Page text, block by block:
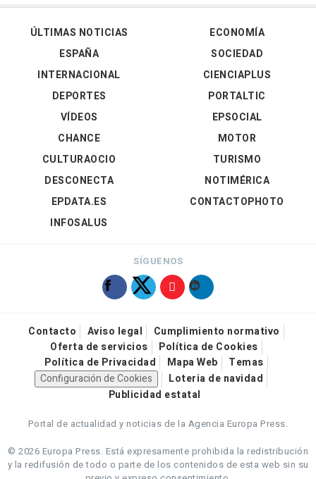
ÚLTIMAS NOTICIAS
ESPAÑA
INTERNACIONAL
DEPORTES
VÍDEOS
ECONOMÍA
SOCIEDAD
CIENCIAPLUS
PORTALTIC
EPSOCIAL
CHANCE
CULTURAOCIO
DESCONECTA
EPDATA.ES
INFOSALUS
MOTOR
TURISMO
NOTIMÉRICA
CONTACTOPHOTO
SÍGUENOS
Contacto Aviso legal
Cumplimiento normativo
Oferta de servicios
Política de Cookies
Política de Privacidad
Mapa Web
Temas
Configuración de Cookies
Loteria de navidad
Publicidad estatal
Portal de actualidad y noticias de la Agencia Europa Press.
© 2026 Europa Press. Está expresamente prohibida la redistribución
y la redifusión de todo o parte de los contenidos de esta web sin su